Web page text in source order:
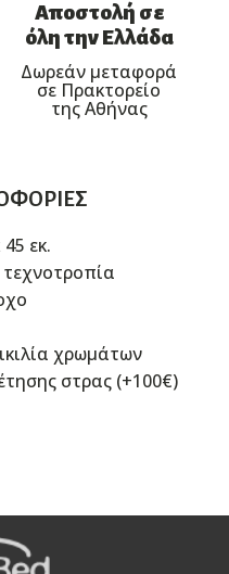
Αποστολή σε
όλη την Ελλάδα
Δωρεάν μεταφορά
σε Πρακτορείο
της Αθήνας
εκ.
χρωμάτων
στρας (+100€)